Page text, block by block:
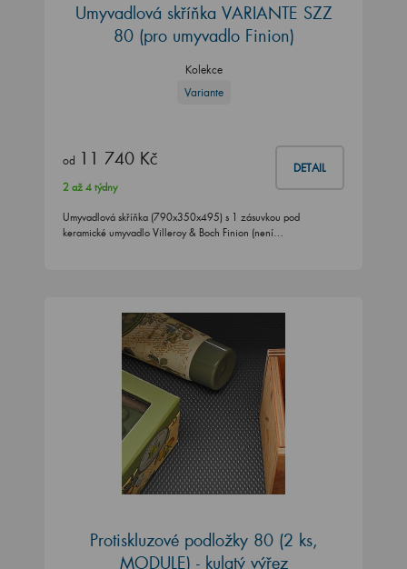
Umyvadlová skříňka VARIANTE SZZ
80 (pro umyvadlo Finion)
Kolekce
Variante
od 11 740 Kč DETAIL
2 až 4 týdny
Umyvadlová skříňka (790x350x495) s 1 zásuvkou pod
keramické umyvadlo Villeroy & Boch Finion (není…
Protiskluzové podložky 80 (2 ks,
MODULE) - kulatý výřez